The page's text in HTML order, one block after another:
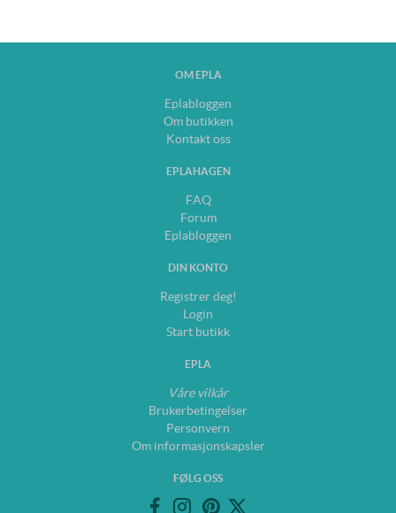
OM EPLA
Eplabloggen
Om butikken
Kontakt oss
EPLAHAGEN
FAQ
Forum
Eplabloggen
DIN KONTO
Registrer deg!
Login
Start butikk
EPLA
Våre vilkår
Brukerbetingelser
Personvern
Om informasjonskapsler
FØLG OSS